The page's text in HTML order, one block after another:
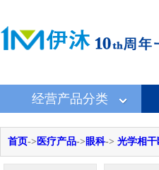
经营产品分类
首页-> 医疗产品-> 眼科-> 光学相